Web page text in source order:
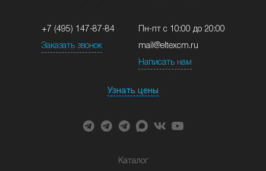
+7 (495) 147-87-84
Заказать звонок
Пн-пт с 10:00 до 20:00
mail@eltexcm.ru
Написать нам
Узнать цены
Каталог